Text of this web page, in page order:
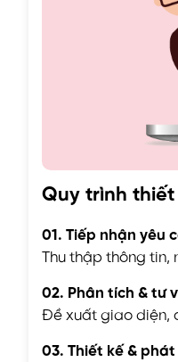
Quy trình
01. Tiếp nhận yêu
Thu thập thông tin,
02. Phân tích & tư
Đề xuất giao diện,
03. Thiết kế &